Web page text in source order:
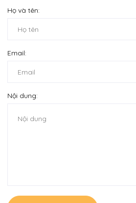
Họ và tên:
Email:
Nội dung: